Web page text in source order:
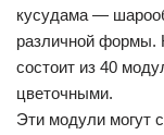
кусудама —
различной формы.
состоит из 40
цветочными.
Эти модули могут